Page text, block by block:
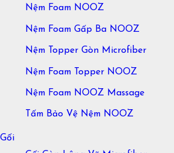
Nệm Foam NOOZ
Nệm Foam Gấp Ba NOOZ
Nệm Topper Gòn Microfiber
Nệm Foam Topper NOOZ
Nệm Foam NOOZ Massage
Tấm Bảo Vệ Nệm NOOZ
Gối